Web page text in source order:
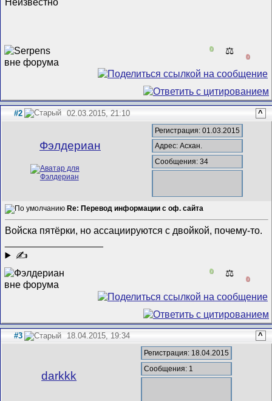
0 ⚖️
0
#2 02.03.2015, 21:10 ^
Фэлдериан
Регистрация: 01.03.2015
Адрес: Асхан.
Сообщения: 34
Re: Перевод информации с оф. сайта
Войска пятёрки, но ассациируются с двойкой, почему-то.
✍
0 ⚖️
0
#3 18.04.2015, 19:34 ^
darkkk
Регистрация: 18.04.2015
Сообщения: 1